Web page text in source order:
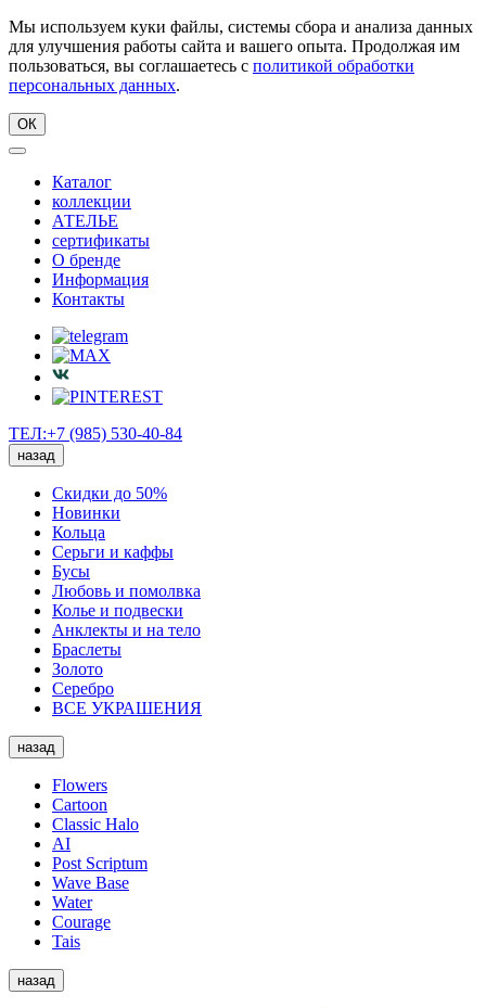
Мы используем куки файлы, системы сбора и анализа данных
для улучшения работы сайта и вашего опыта. Продолжая им
пользоваться, вы соглашаетесь с политикой обработки
персональных данных.
ОК
Каталог
коллекции
АТЕЛЬЕ
сертификаты
О бренде
Информация
Контакты
ТЕЛ:+7 (985) 530-40-84
назад
Скидки до 50%
Новинки
Кольца
Серьги и каффы
Бусы
Любовь и помолвка
Колье и подвески
Анклекты и на тело
Браслеты
Золото
Серебро
ВСЕ УКРАШЕНИЯ
назад
Flowers
Cartoon
Classic Halo
AI
Post Scriptum
Wave Base
Water
Courage
Tais
назад